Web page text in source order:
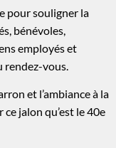
pour souligner la
bénévoles,
employés et
rendez-vous.
et l’ambiance à la
jalon qu’est le 40e